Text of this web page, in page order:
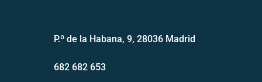
P.º de la Habana, 9, 28036 Madrid
682 682 653